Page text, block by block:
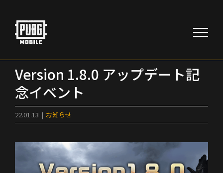
content
Version 1.8.0 アップデート記
念イベント
22.01.13 | お知らせ